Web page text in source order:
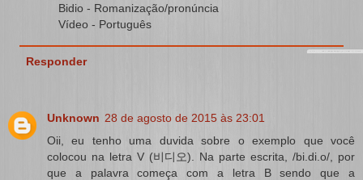
Bidio - Romanização/pronúncia
Vídeo - Português
Responder
Unknown 28 de agosto de 2015 às 23:01
Oii, eu tenho uma duvida sobre o exemplo que você
colocou na letra V (비디오). Na parte escrita, /bi.di.o/, por
que a palavra começa com a letra B sendo que a